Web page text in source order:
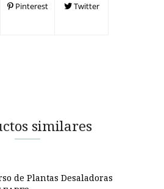
Pinterest Twitter
similares
de Plantas Desaladoras